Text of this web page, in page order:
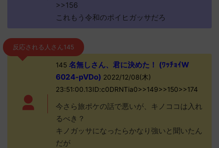
>>156
これもう令和のポイヒガッサだろ
反応される人さん145
145名無しさん、君に決めた！ (ﾜｯﾁｮｲW
6024-pVDo) 2022/12/08(木)
23:51:00.13ID:c0DRNTia0>>149>>150>>174
今さら旅ポケの話で悪いが、キノココは入れ
るべき？
キノガッサになったらかなり強いと聞いたん
だが